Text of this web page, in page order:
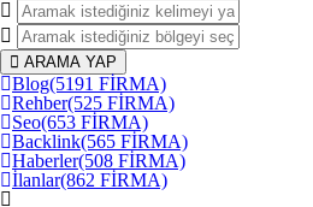
ARAMA YAP
Blog(5191 FİRMA)
Rehber(525 FİRMA)
Seo(653 FİRMA)
Backlink(565 FİRMA)
Haberler(508 FİRMA)
İlanlar(862 FİRMA)